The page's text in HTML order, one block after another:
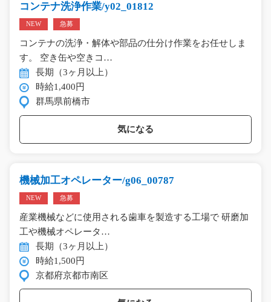
コンテナ洗浄作業/y02_01812
NEW 急募
コンテナの洗浄・解体や部品の仕分け作業をお任せしま
す。 空き缶や空きコ…
長期（3ヶ月以上）
時給1,400円
群馬県前橋市
気になる
機械加工オペレーター/g06_00787
NEW 急募
産業機械などに使用される歯車を製造する工場で 研磨加
工や機械オペレータ…
長期（3ヶ月以上）
時給1,500円
京都府京都市南区